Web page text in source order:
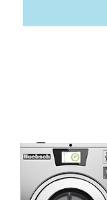
Noticias